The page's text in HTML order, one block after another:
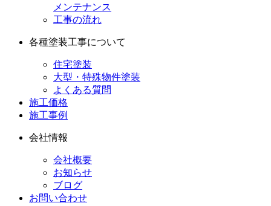
メンテナンス
工事の流れ
各種塗装工事について
住宅塗装
大型・特殊物件塗装
よくある質問
施工価格
施工事例
会社情報
会社概要
お知らせ
ブログ
お問い合わせ